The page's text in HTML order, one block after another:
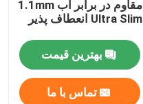
مقاوم در برابر آب 1.1mm
Ultra Slim انعطاف پذیر
بهترین قیمت
تماس با ما